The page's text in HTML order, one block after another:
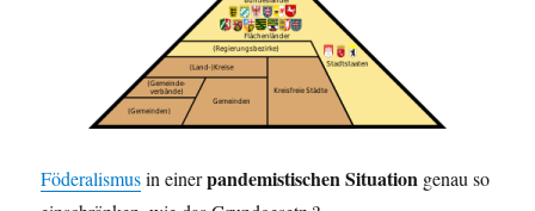
Föderalismusin einerpandemistischen Situation genau so